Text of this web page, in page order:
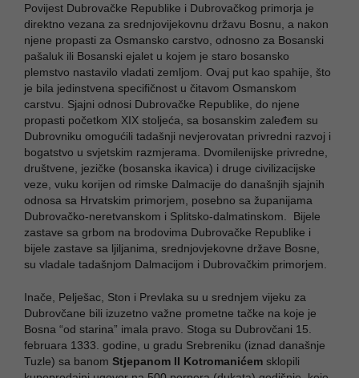
Povijest Dubrovačke Republike i Dubrovačkog primorja je
direktno vezana za srednjovijekovnu državu Bosnu, a nakon
njene propasti za Osmansko carstvo, odnosno za Bosanski
pašaluk ili Bosanski ejalet u kojem je staro bosansko
plemstvo nastavilo vladati zemljom. Ovaj put kao spahije, što
je bila jedinstvena specifičnost u čitavom Osmanskom
carstvu. Sjajni odnosi Dubrovačke Republike, do njene
propasti početkom XIX stoljeća, sa bosanskim zaleđem su
Dubrovniku omogućili tadašnji nevjerovatan privredni razvoj i
bogatstvo u svjetskim razmjerama. Dvomilenijske privredne,
društvene, jezičke (bosanska ikavica) i druge civilizacijske
veze, vuku korijen od rimske Dalmacije do današnjih sjajnih
odnosa sa Hrvatskim primorjem, posebno sa županijama
Dubrovačko-neretvanskom i Splitsko-dalmatinskom. Bijele
zastave sa grbom na brodovima Dubrovačke Republike i
bijele zastave sa ljiljanima, srednjovjekovne države Bosne,
su vladale tadašnjom Dalmacijom i Dubrovačkim primorjem.
Inače, Pelješac, Ston i Prevlaka su u srednjem vijeku za
Dubrovčane bili izuzetno važne prometne tačke na koje je
Bosna “od starina” imala pravo. Stoga su Dubrovčani 15.
februara 1333. godine, u gradu Srebreniku (iznad današnje
Tuzle) sa banom Stjepanom II Kotromanićem sklopili